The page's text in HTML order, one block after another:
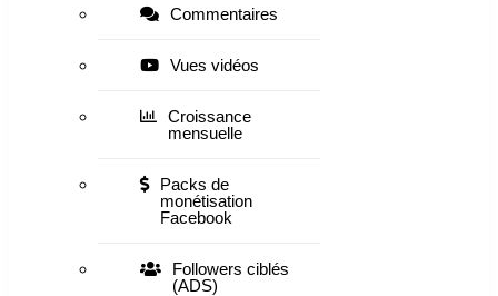
Commentaires
Vues vidéos
Croissance
mensuelle
Packs de
monétisation
Facebook
Followers ciblés
(ADS)